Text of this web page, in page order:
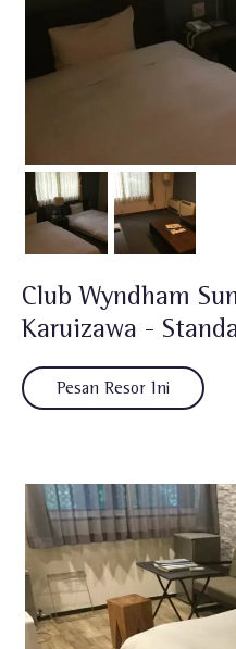
Club Wyndham
Karuizawa -
Pesan Resor Ini